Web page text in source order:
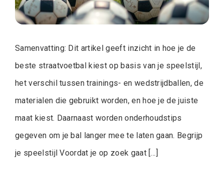
Samenvatting: Dit artikel geeft inzicht in hoe je de
beste straatvoetbal kiest op basis van je speelstijl,
het verschil tussen trainings- en wedstrijdballen, de
materialen die gebruikt worden, en hoe je de juiste
maat kiest. Daarnaast worden onderhoudstips
gegeven om je bal langer mee te laten gaan. Begrijp
je speelstijl Voordat je op zoek gaat […]